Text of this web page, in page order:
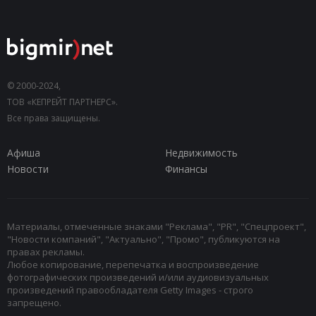
© 2000-2024,
ТОВ «КЕПРЕЙТ ПАРТНЕРС».
Все права защищены.
Афиша
Недвижимость
Новости
Финансы
Материалы, отмеченные знаками "Реклама", "PR", "Спецпроект",
"Новости компаний", "Актуально", "Промо", публикуются на
правах рекламы.
Любое копирование, перепечатка и воспроизведение
фотографических произведений и/или аудиовизуальных
произведений правообладателя Getty Images - строго
запрещено.